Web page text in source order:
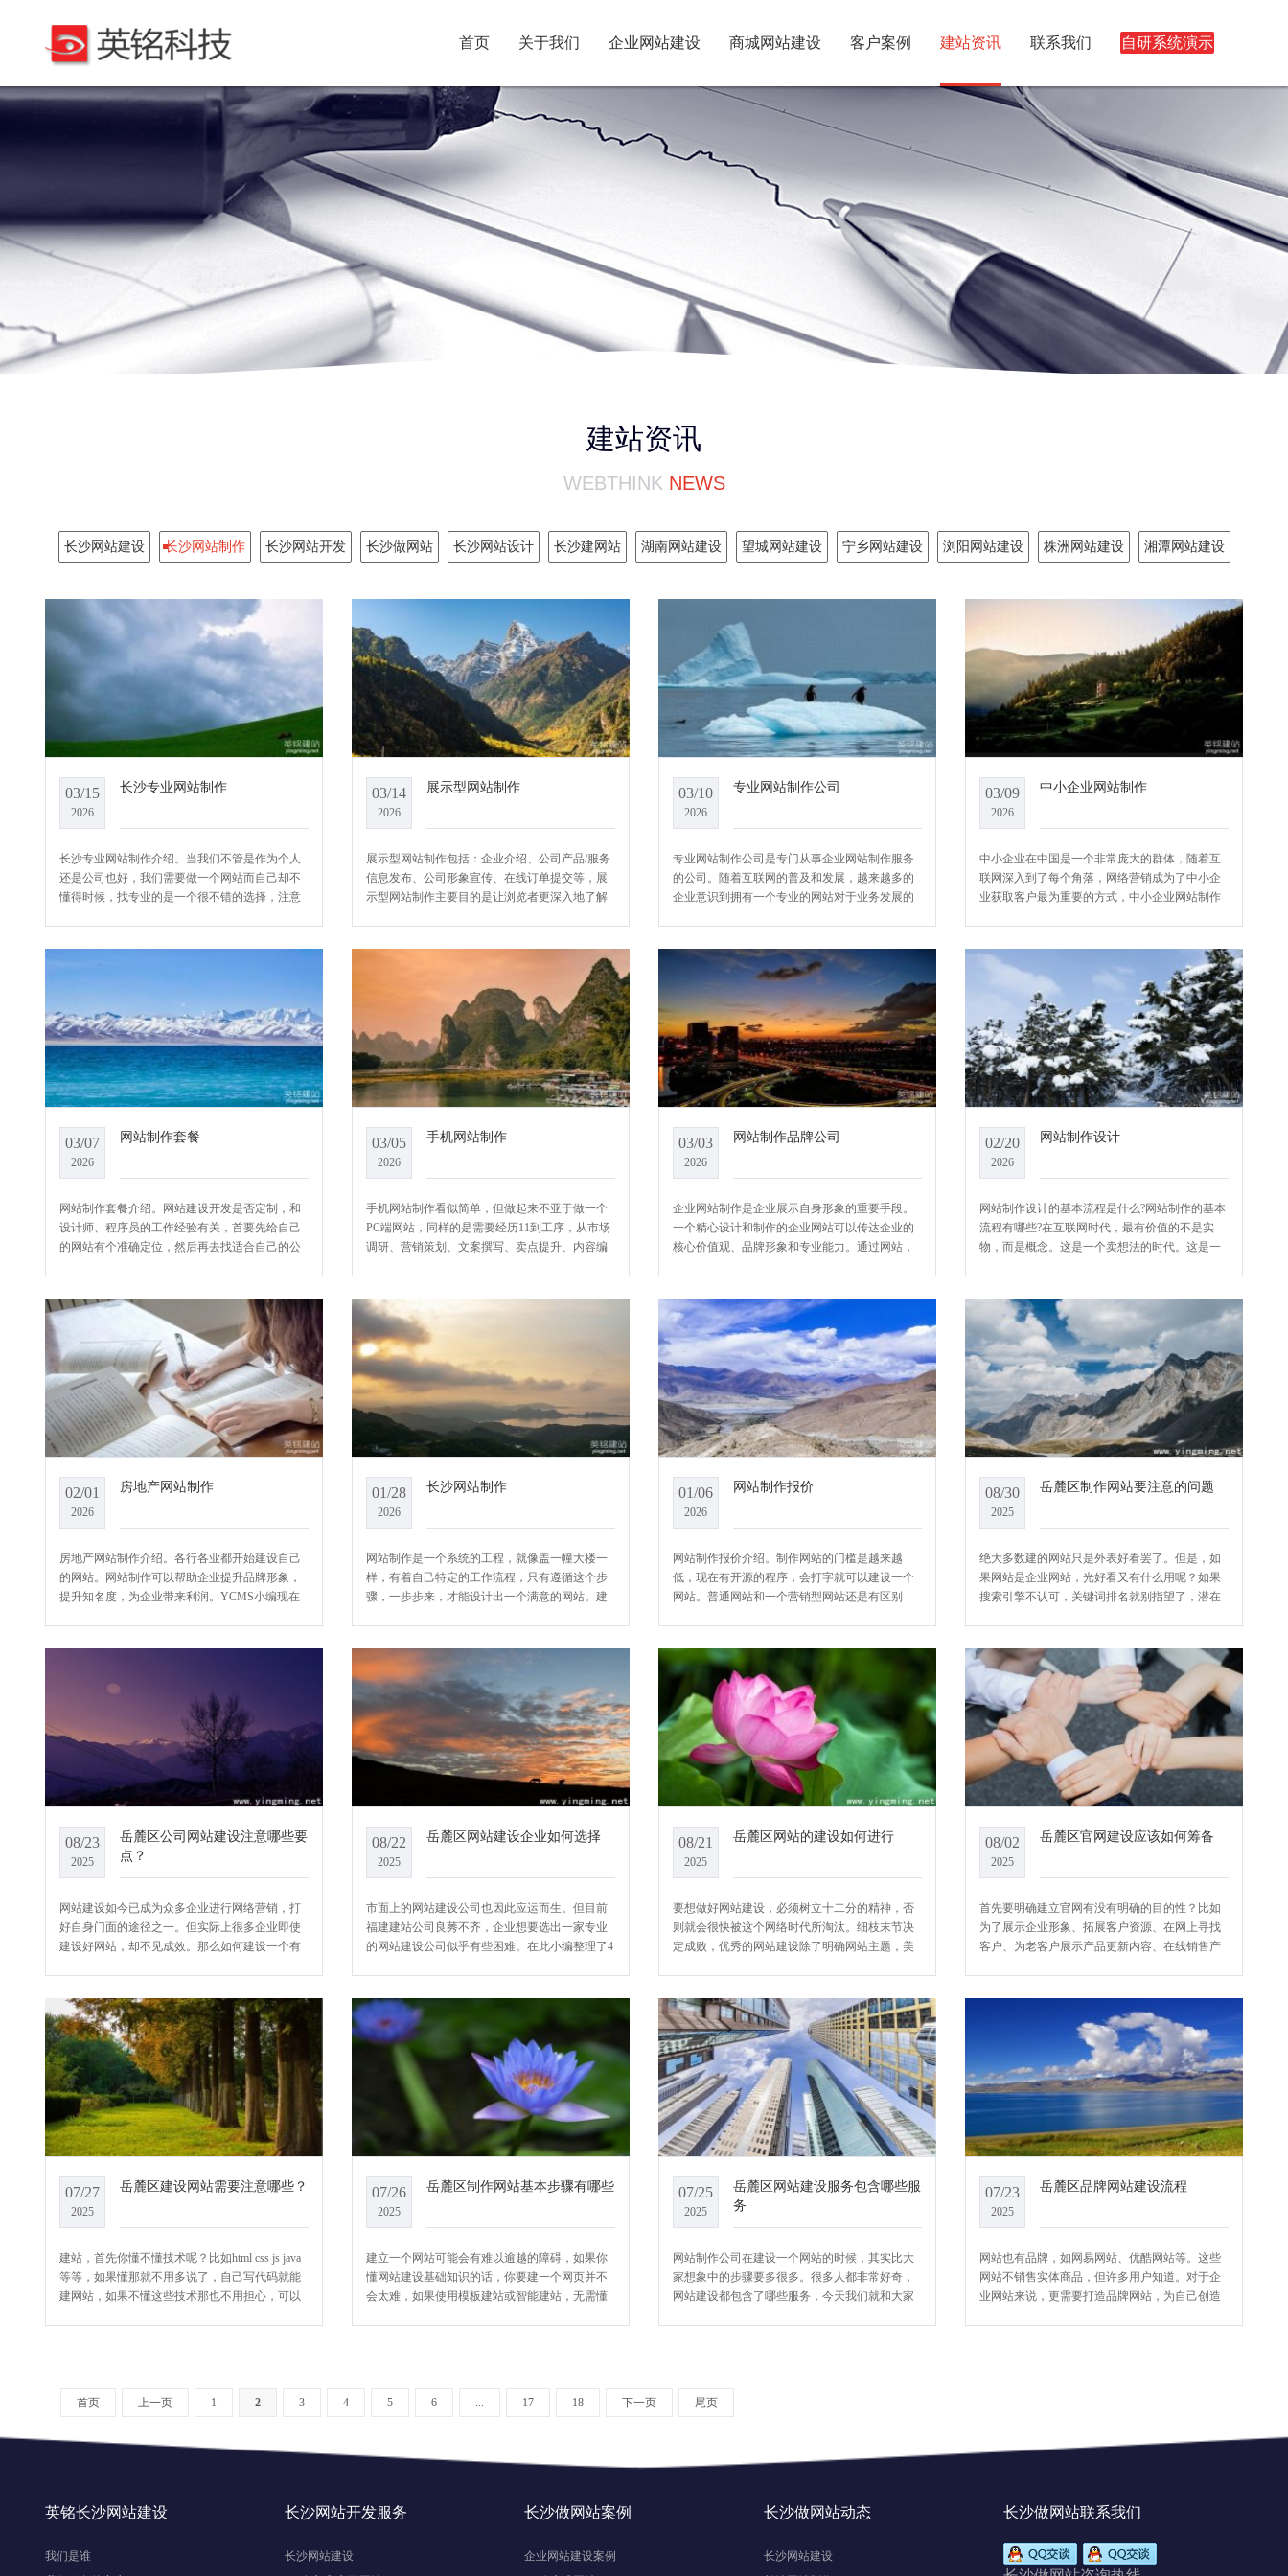
首页 关于我们 企业网站建设 商城网站建设 客户案例 建站资讯 联系我们 自研系统演示
建站资讯
WEBTHINK NEWS
长沙网站建设 长沙网站制作 长沙网站开发 长沙做网站 长沙网站设计 长沙建网站 湖南网站建设 望城网站建设 宁乡网站建设 浏阳网站建设 株洲网站建设 湘潭网站建设
03/15
2026
长沙专业网站制作
长沙专业网站制作介绍。当我们不管是作为个人
还是公司也好，我们需要做一个网站而自己却不
懂得时候，找专业的是一个很不错的选择，注意
03/14
2026
展示型网站制作
展示型网站制作包括：企业介绍、公司产品/服务
信息发布、公司形象宣传、在线订单提交等，展
示型网站制作主要目的是让浏览者更深入地了解
03/10
2026
专业网站制作公司
专业网站制作公司是专门从事企业网站制作服务
的公司。随着互联网的普及和发展，越来越多的
企业意识到拥有一个专业的网站对于业务发展的
03/09
2026
中小企业网站制作
中小企业在中国是一个非常庞大的群体，随着互
联网深入到了每个角落，网络营销成为了中小企
业获取客户最为重要的方式，中小企业网站制作
03/07
2026
网站制作套餐
网站制作套餐介绍。网站建设开发是否定制，和
设计师、程序员的工作经验有关，首要先给自己
的网站有个准确定位，然后再去找适合自己的公
03/05
2026
手机网站制作
手机网站制作看似简单，但做起来不亚于做一个
PC端网站，同样的是需要经历11到工序，从市场
调研、营销策划、文案撰写、卖点提升、内容编
03/03
2026
网站制作品牌公司
企业网站制作是企业展示自身形象的重要手段。
一个精心设计和制作的企业网站可以传达企业的
核心价值观、品牌形象和专业能力。通过网站，
02/20
2026
网站制作设计
网站制作设计的基本流程是什么?网站制作的基本
流程有哪些?在互联网时代，最有价值的不是实
物，而是概念。这是一个卖想法的时代。这是一
02/01
2026
房地产网站制作
房地产网站制作介绍。各行各业都开始建设自己
的网站。网站制作可以帮助企业提升品牌形象，
提升知名度，为企业带来利润。YCMS小编现在
01/28
2026
长沙网站制作
网站制作是一个系统的工程，就像盖一幢大楼一
样，有着自己特定的工作流程，只有遵循这个步
骤，一步步来，才能设计出一个满意的网站。建
01/06
2026
网站制作报价
网站制作报价介绍。制作网站的门槛是越来越
低，现在有开源的程序，会打字就可以建设一个
网站。普通网站和一个营销型网站还是有区别
08/30
2025
岳麓区制作网站要注意的问题
绝大多数建的网站只是外表好看罢了。但是，如
果网站是企业网站，光好看又有什么用呢？如果
搜索引擎不认可，关键词排名就别指望了，潜在
08/23
2025
岳麓区公司网站建设注意哪些要
点？
网站建设如今已成为众多企业进行网络营销，打
好自身门面的途径之一。但实际上很多企业即使
建设好网站，却不见成效。那么如何建设一个有
08/22
2025
岳麓区网站建设企业如何选择
市面上的网站建设公司也因此应运而生。但目前
福建建站公司良莠不齐，企业想要选出一家专业
的网站建设公司似乎有些困难。在此小编整理了4
08/21
2025
岳麓区网站的建设如何进行
要想做好网站建设，必须树立十二分的精神，否
则就会很快被这个网络时代所淘汰。细枝末节决
定成败，优秀的网站建设除了明确网站主题，美
08/02
2025
岳麓区官网建设应该如何筹备
首先要明确建立官网有没有明确的目的性？比如
为了展示企业形象、拓展客户资源、在网上寻找
客户、为老客户展示产品更新内容、在线销售产
07/27
2025
岳麓区建设网站需要注意哪些？
建站，首先你懂不懂技术呢？比如html css js java
等等，如果懂那就不用多说了，自己写代码就能
建网站，如果不懂这些技术那也不用担心，可以
07/26
2025
岳麓区制作网站基本步骤有哪些
建立一个网站可能会有难以逾越的障碍，如果你
懂网站建设基础知识的话，你要建一个网页并不
会太难，如果使用模板建站或智能建站，无需懂
07/25
2025
岳麓区网站建设服务包含哪些服
务
网站制作公司在建设一个网站的时候，其实比大
家想象中的步骤要多很多。很多人都非常好奇，
网站建设都包含了哪些服务，今天我们就和大家
07/23
2025
岳麓区品牌网站建设流程
网站也有品牌，如网易网站、优酷网站等。这些
网站不销售实体商品，但许多用户知道。对于企
业网站来说，更需要打造品牌网站，为自己创造
首页 上一页 1 2 3 4 5 6 ... 17 18 下一页 尾页
英铭长沙网站建设
我们是谁
长沙网站开发服务
长沙网站建设
长沙做网站案例
企业网站建设案例
长沙做网站动态
长沙网站建设
长沙做网站联系我们